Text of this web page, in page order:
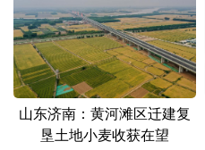
山东 河南
广东 广西
四川 贵州
陕西 甘肃
山东济南：黄河滩区迁建复
垦土地小麦收获在望